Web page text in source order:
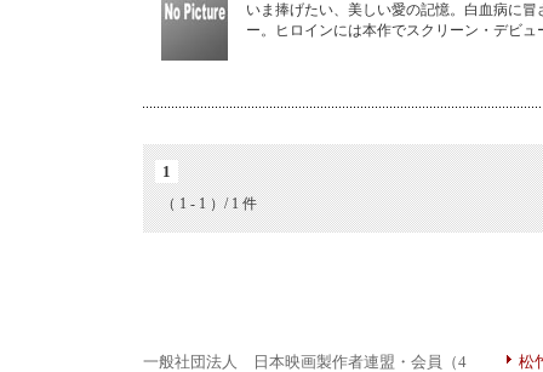
いま捧げたい、美しい愛の記憶。白血病に
ー。ヒロインには本作でスクリーン・デビ
1
（ 1 - 1 ）/ 1 件
一般社団法人 日本映画製作者連盟・会員（4
松